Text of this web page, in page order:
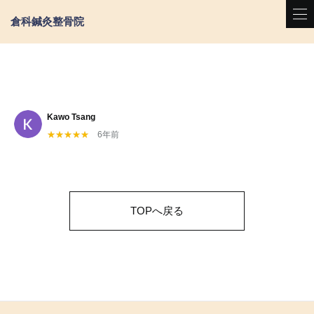
倉科鍼灸整骨院
Kawo Tsang
6年前
TOPへ戻る